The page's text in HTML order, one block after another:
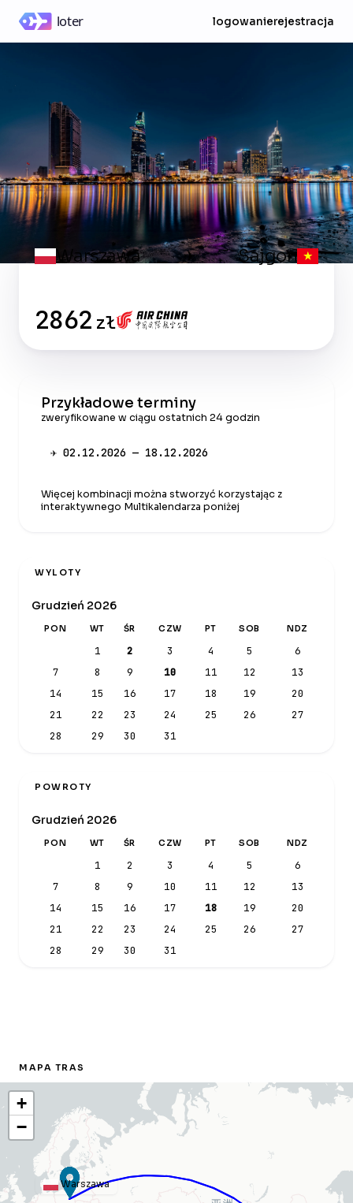
logowanierejestracja
Warszawa ✈ Sajgon
2862 zł
Przykładowe terminy
zweryfikowane w ciągu ostatnich 24 godzin
✈ 02.12.2026 — 18.12.2026
Więcej kombinacji można stworzyć korzystając z
interaktywnego Multikalendarza poniżej
WYLOTY
Grudzień 2026
PON WT ŚR CZW PT SOB NDZ
1 2 3 4 5
6
7
8 9 10 11 12
13
14
15 16 17 18 19
20
21
22 23 24 25 26
27
28
29 30 31
POWROTY
Grudzień 2026
PON WT ŚR CZW PT SOB NDZ
1 2 3 4 5
6
7
8 9 10 11 12
13
14
15 16 17 18 19
20
21
22 23 24 25 26
27
28
29 30 31
MAPA TRAS
Warszawa
+
−